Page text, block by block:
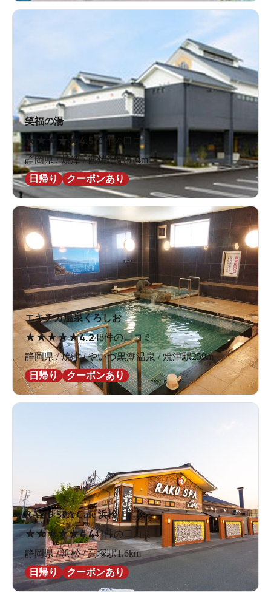
笑福の湯
★ ★ ★ ★ ★ 4.5 15件の口コミ
静岡県 / 焼津 / 西焼津駅514m
日帰り
クーポンあり
エキチカ温泉くろしお
★★★★★4.248件の口コミ
静岡県 / 焼津 / やいづ黒潮温泉 / 焼津駅259m
日帰り
クーポンあり
RAKU SPA Cafe 浜松
★★★★★4.443件の口コミ
静岡県 / 浜松 / 高塚駅1.6km
日帰り
クーポンあり